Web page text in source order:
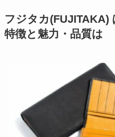
フジタカ(FUJITAKA)
特徴と魅力・品質は